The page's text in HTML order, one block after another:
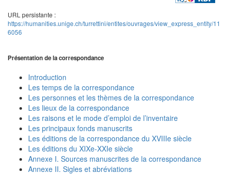
URL persistante :
https://humanities.unige.ch/turrettini/entites/ouvrages/view_express_entity/11
6056
Présentation de la correspondance
Introduction
Les temps de la correspondance
Les personnes et les thèmes de la correspondance
Les lieux de la correspondance
Les raisons et le mode d’emploi de l’inventaire
Les principaux fonds manuscrits
Les éditions de la correspondance du XVIIIe siècle
Les éditions du XIXe-XXIe siècle
Annexe I. Sources manuscrites de la correspondance
Annexe II. Sigles et abréviations